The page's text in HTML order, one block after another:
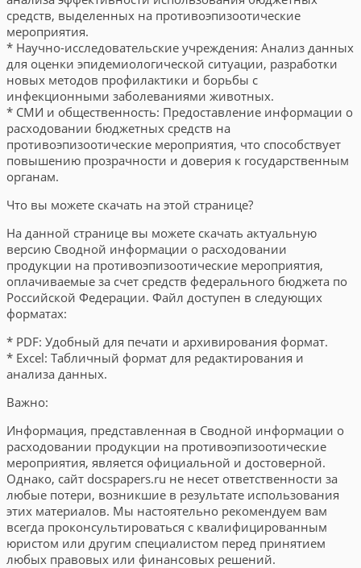
средств, выделенных на противоэпизоотические
мероприятия.
* Научно-исследовательские учреждения: Анализ данных
для оценки эпидемиологической ситуации, разработки
новых методов профилактики и борьбы с
инфекционными заболеваниями животных.
* СМИ и общественность: Предоставление информации о
расходовании бюджетных средств на
противоэпизоотические мероприятия, что способствует
повышению прозрачности и доверия к государственным
органам.
Что вы можете скачать на этой странице?
На данной странице вы можете скачать актуальную
версию Сводной информации о расходовании
продукции на противоэпизоотические мероприятия,
оплачиваемые за счет средств федерального бюджета по
Российской Федерации. Файл доступен в следующих
форматах:
* PDF: Удобный для печати и архивирования формат.
* Excel: Табличный формат для редактирования и
анализа данных.
Важно:
Информация, представленная в Сводной информации о
расходовании продукции на противоэпизоотические
мероприятия, является официальной и достоверной.
Однако, сайт docspapers.ru не несет ответственности за
любые потери, возникшие в результате использования
этих материалов. Мы настоятельно рекомендуем вам
всегда проконсультироваться с квалифицированным
юристом или другим специалистом перед принятием
любых правовых или финансовых решений.